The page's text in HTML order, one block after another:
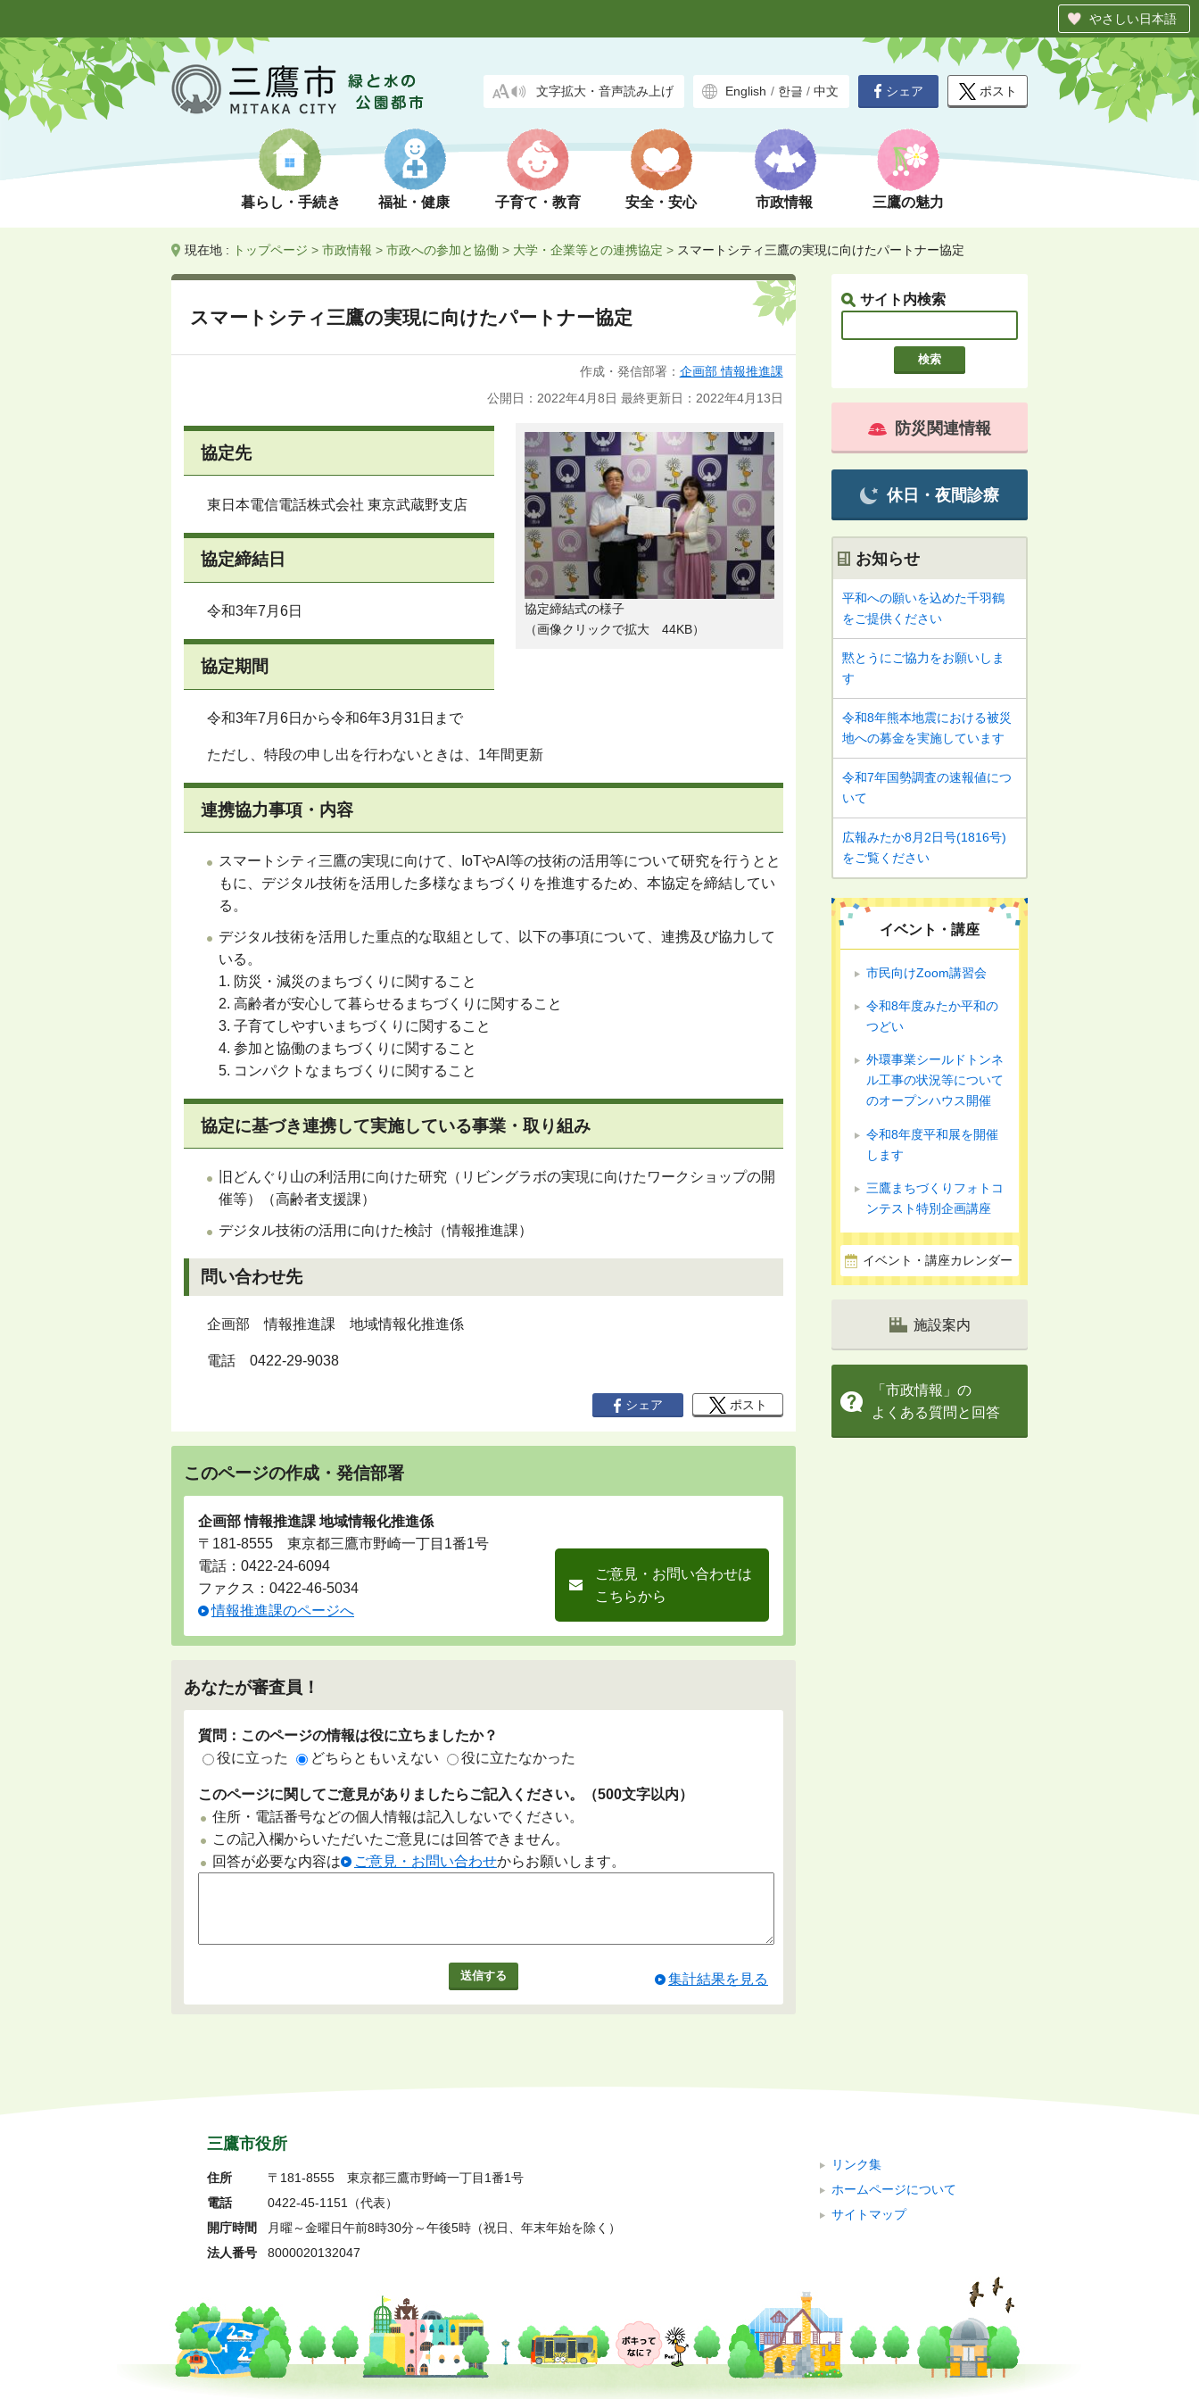
やさしい日本語
文字拡大・音声読み上げ English / 한글 / 中文
暮らし・手続き 福祉・健康 子育て・教育 安全・安心 市政情報 三鷹の魅力
シェア ポスト
現在地 : トップページ > 市政情報 > 市政への参加と協働 > 大学・企業等との連携協定 > スマートシティ三鷹の実現に向けたパートナー協定
サイト内検索
スマートシティ三鷹の実現に向けたパートナー協定
作成・発信部署： 企画部 情報推進課
公開日：2022年4月8日 最終更新日：2022年4月13日
協定締結式の様子
（画像クリックで拡大 44KB）
協定先
東日本電信電話株式会社 東京武蔵野支店
協定締結日
令和3年7月6日
協定期間
令和3年7月6日から令和6年3月31日まで
ただし、特段の申し出を行わないときは、1年間更新
連携協力事項・内容
スマートシティ三鷹の実現に向けて、IoTやAI等の技術の活用等について研究を行うとと
もに、デジタル技術を活用した多様なまちづくりを推進するため、本協定を締結してい
る。
デジタル技術を活用した重点的な取組として、以下の事項について、連携及び協力して
いる。
1. 防災・減災のまちづくりに関すること
2. 高齢者が安心して暮らせるまちづくりに関すること
3. 子育てしやすいまちづくりに関すること
4. 参加と協働のまちづくりに関すること
5. コンパクトなまちづくりに関すること
協定に基づき連携して実施している事業・取り組み
旧どんぐり山の利活用に向けた研究（リビングラボの実現に向けたワークショップの開
催等）（高齢者支援課）
デジタル技術の活用に向けた検討（情報推進課）
問い合わせ先
企画部 情報推進課 地域情報化推進係
電話 0422-29-9038
シェア ポスト
このページの作成・発信部署
企画部 情報推進課 地域情報化推進係
〒181-8555 東京都三鷹市野崎一丁目1番1号
電話： 0422-24-6094
ファクス：0422-46-5034
情報推進課のページへ
ご意見・お問い合わせは
こちらから
あなたが審査員！
質問：このページの情報は役に立ちましたか？
役に立った
どちらともいえない 役に立たなかった
このページに関してご意見がありましたらご記入ください。（500文字以内）
住所・電話番号などの個人情報は記入しないでください。
この記入欄からいただいたご意見には回答できません。
回答が必要な内容は
ご意見・お問い合わせからお願いします。
集計結果を見る
防災関連情報
休日・夜間診療
お知らせ
平和への願いを込めた千羽鶴
をご提供ください
黙とうにご協力をお願いしま
す
令和8年熊本地震における被災
地への募金を実施しています
令和7年国勢調査の速報値につ
いて
広報みたか8月2日号(1816号)
をご覧ください
イベント・講座
市民向けZoom講習会
令和8年度みたか平和の
つどい
外環事業シールドトンネ
ル工事の状況等について
のオープンハウス開催
令和8年度平和展を開催
します
三鷹まちづくりフォトコ
ンテスト特別企画講座
イベント・講座カレンダー
施設案内
「市政情報」の
よくある質問と回答
リンク集
ホームページについて
サイトマップ
三鷹市役所
住所 〒181-8555 東京都三鷹市野崎一丁目1番1号
電話
0422-45-1151 （代表）
開庁時間
月曜～金曜日午前8時30分～午後5時（祝日、年末年始を除く）
法人番号
8000020132047